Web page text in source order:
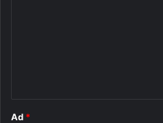
Ad *